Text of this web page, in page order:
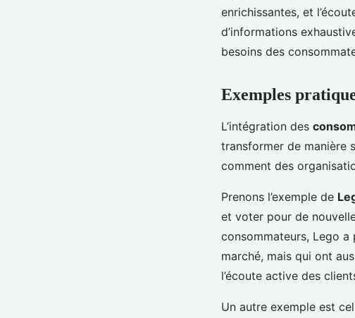
enrichissantes, et
d’informations
besoins des
Exemples
L’intégration des
transformer de manière
comment des
Prenons l’exemple de
et voter pour de
consommateurs, Lego
marché, mais qui ont
l’écoute active des
Un autre exemple est